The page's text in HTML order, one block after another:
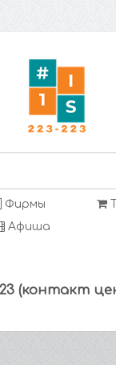
Фирмы
Афиша
(контакт